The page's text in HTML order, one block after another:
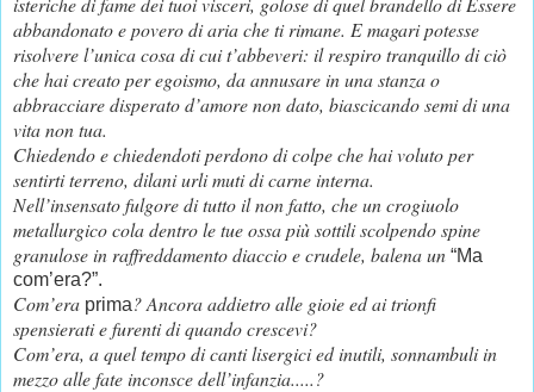
abbandonato e povero di aria che ti rimane. E magari potesse
risolvere l’unica cosa di cui t’abbeveri: il respiro tranquillo di ciò
che hai creato per egoismo, da annusare in una stanza o
abbracciare disperato d’amore non dato, biascicando semi di una
vita non tua.
Chiedendo e chiedendoti perdono di colpe che hai voluto per
sentirti terreno, dilani urli muti di carne interna.
Nell’insensato fulgore di tutto il non fatto, che un crogiuolo
metallurgico cola dentro le tue ossa più sottili scolpendo spine
granulose in raffreddamento diaccio e crudele, balena un “Ma
com’era?”.
Com’era prima? Ancora addietro alle gioie ed ai trionfi
spensierati e furenti di quando crescevi?
Com’era, a quel tempo di canti lisergici ed inutili, sonnambuli in
mezzo alle fate inconsce dell’infanzia.....?